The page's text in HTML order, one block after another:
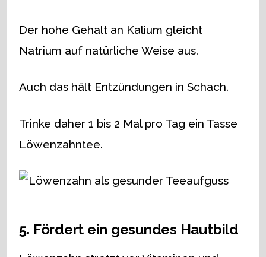
Der hohe Gehalt an Kalium gleicht
Natrium auf natürliche Weise aus.
Auch das hält Entzündungen in Schach.
Trinke daher 1 bis 2 Mal pro Tag ein Tasse
Löwenzahntee.
5. Fördert ein gesundes Hautbild